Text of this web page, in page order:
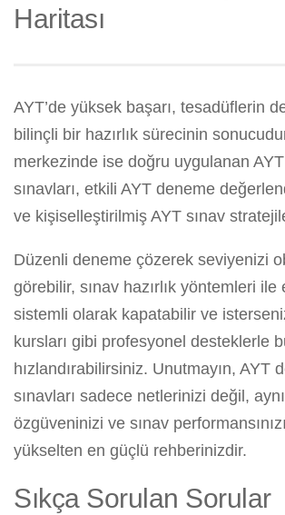
Haritası
AYT’de yüksek başarı, tesadüflerin
bilinçli bir hazırlık sürecinin
merkezinde ise doğru uygulanan
sınavları, etkili AYT deneme
ve kişiselleştirilmiş AYT sınav
Düzenli deneme çözerek seviyenizi
görebilir, sınav hazırlık yöntemleri ile
sistemli olarak kapatabilir ve
kursları gibi profesyonel desteklerle
hızlandırabilirsiniz. Unutmayın, AYT
sınavları sadece netlerinizi değil,
özgüveninizi ve sınav
yükselten en güçlü rehberinizdir.
Sıkça Sorulan Sorular